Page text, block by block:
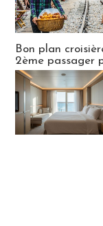
Bon plan
2ème passager